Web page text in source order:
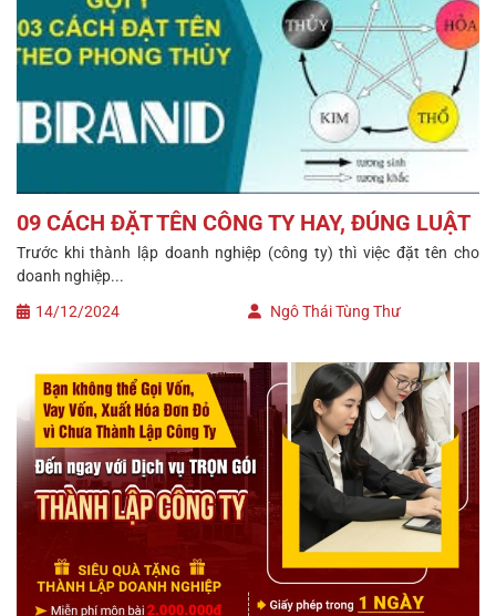
09 CÁCH ĐẶT TÊN CÔNG TY HAY, ĐÚNG LUẬT
Trước khi thành lập doanh nghiệp (công ty) thì việc đặt tên cho
doanh nghiệp...
14/12/2024 Ngô Thái Tùng Thư